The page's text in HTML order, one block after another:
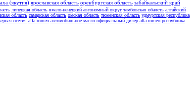
(якутия) ярославская область оренбургская область забайкальский край
липецкая область ямало-ненецкий автономный округ тамбовская обалсть алтайский
область самарская область омская область тюменская область удмуртская республика
осетия alfa romeo автомобильное масло официальный дилер alfa romeo республика